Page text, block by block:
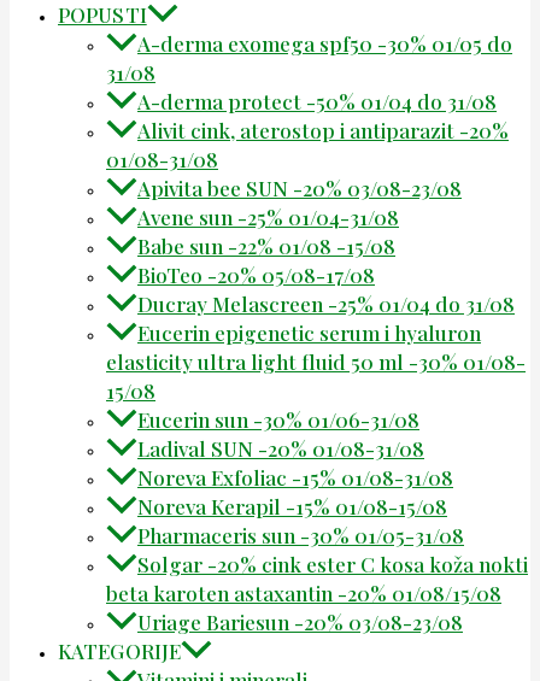
POPUSTI
A-derma exomega spf50 -30% 01/05 do
31/08
A-derma protect -50% 01/04 do 31/08
Alivit cink, aterostop i antiparazit -20%
01/08-31/08
Apivita bee SUN -20% 03/08-23/08
Avene sun -25% 01/04-31/08
Babe sun -22% 01/08 -15/08
BioTeo -20% 05/08-17/08
Ducray Melascreen -25% 01/04 do 31/08
Eucerin epigenetic serum i hyaluron
elasticity ultra light fluid 50 ml -30% 01/08-
15/08
Eucerin sun -30% 01/06-31/08
Ladival SUN -20% 01/08-31/08
Noreva Exfoliac -15% 01/08-31/08
Noreva Kerapil -15% 01/08-15/08
Pharmaceris sun -30% 01/05-31/08
Solgar -20% cink ester C kosa koža nokti
beta karoten astaxantin -20% 01/08/15/08
Uriage Bariesun -20% 03/08-23/08
KATEGORIJE